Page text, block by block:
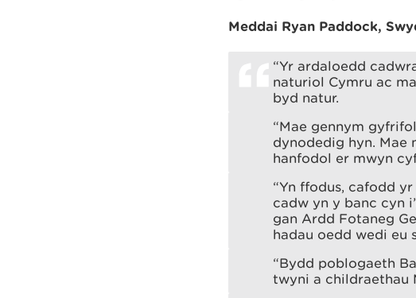
Meddai Ryan Paddock,
“Yr ardaloedd
naturiol Cymru ac
byd natur.
“Mae gennym
dynodedig hyn.
hanfodol er mwyn
“Yn ffodus, cafodd
cadw yn y banc cyn
gan Ardd Fotaneg
hadau oedd wedi eu
“Bydd poblogaeth
twyni a childraethau